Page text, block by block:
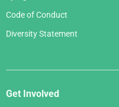
Code of Conduct
Diversity Statement
Get Involved